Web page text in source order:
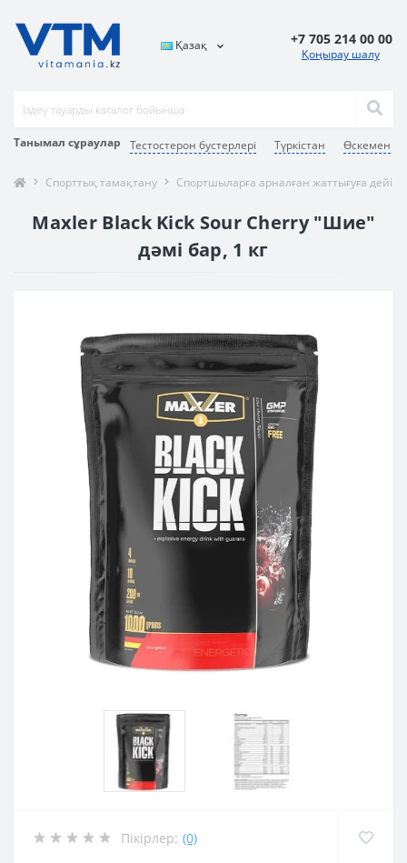
Танымал сұраулар Тестостерон бустерлері Түркістан Өскемен
Қазақ +7 705 214 00 00
Қоңырау шалу
Спорттық тамақтану Спортшыларға арналған жаттығуға
Maxler Black Kick Sour Cherry "Шие"
дәмі бар, 1 кг
Пікірлер: (0)